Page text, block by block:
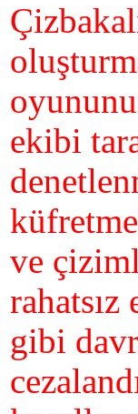
ekibi
ve
rahatsız
gibi